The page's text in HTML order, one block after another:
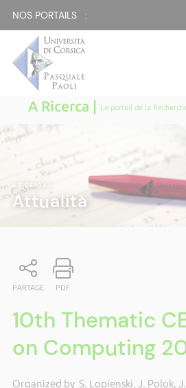
NOS PORTAILS :
A Ricerca | Le portail de la
A RICERCA
Attualità
PARTAGE PDF
10th Thematic
on Computing
Organized by S. Lopienski, J. Polok,